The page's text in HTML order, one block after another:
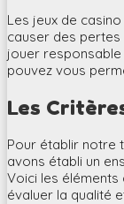
Les jeux de
causer des
jouer
pouvez vous
Les
Pour établir notre
avons établi un
Voici les
évaluer la qualité